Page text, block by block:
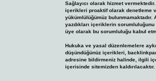
Sağlayıcı olarak hizmet
içerikleri proaktif olarak denetleme
yükümlülüğümüz bulunmamaktadır.
yazdıkları içeriklerin
üye olarak bu sorumluluğu kabul
Hukuka ve yasal düzenlemelere
düşündüğünüz içerikleri,
adresine bildirmeniz halinde, ilgili
içerisinde sitemizden kaldırılacaktır.